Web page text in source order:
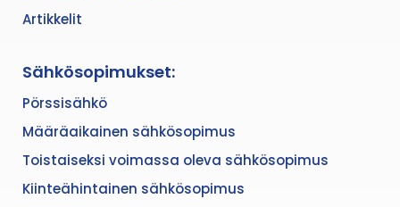
Artikkelit
Sähkösopimukset:
Pörssisähkö
Määräaikainen sähkösopimus
Toistaiseksi voimassa oleva sähkösopimus
Kiinteähintainen sähkösopimus